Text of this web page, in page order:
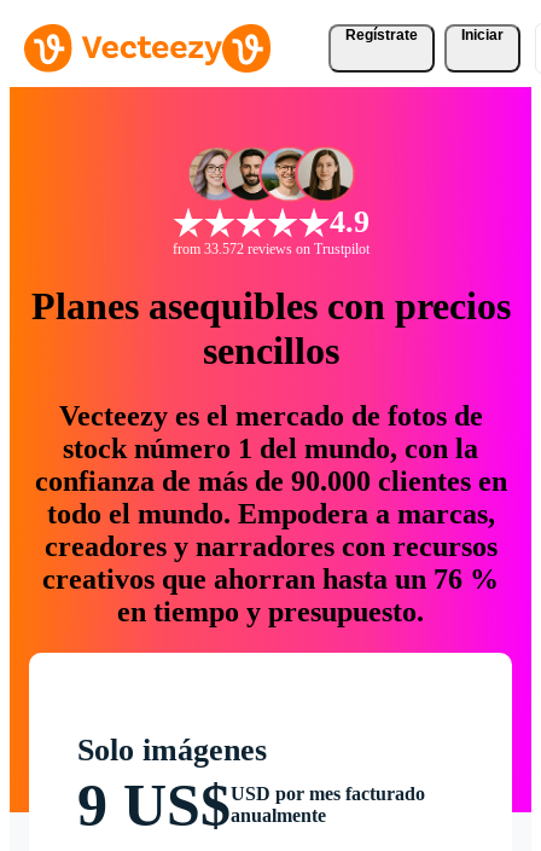
Regístrate Iniciar
4.9
from 33.572 reviews on Trustpilot
Planes asequibles con precios
sencillos
Vecteezy es el mercado de fotos de
stock número 1 del mundo, con la
confianza de más de 90.000 clientes en
todo el mundo. Empodera a marcas,
creadores y narradores con recursos
creativos que ahorran hasta un 76 %
en tiempo y presupuesto.
Solo imágenes
9 US$USD por mes facturado
anualmente